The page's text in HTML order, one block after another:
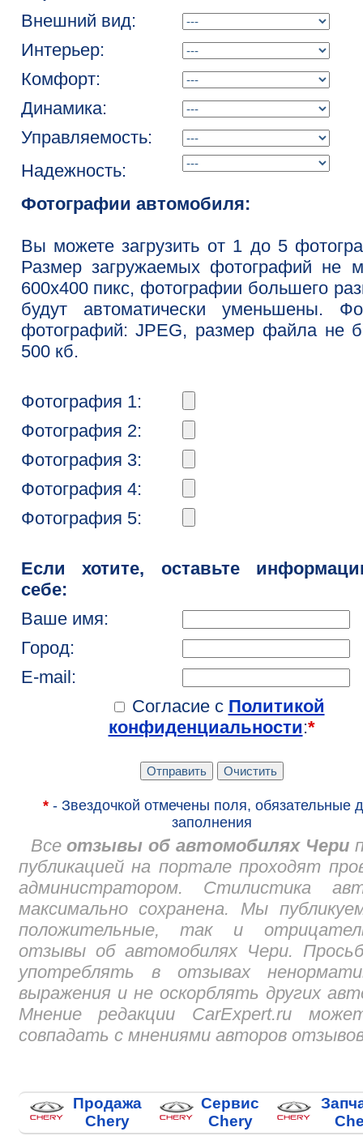
Внешний вид:
Интерьер:
Комфорт:
Динамика:
Управляемость:
Надежность:
Фотографии автомобиля:
Вы можете загрузить от 1 до 5
Размер загружаемых фотографий не
600x400 пикс, фотографии большего
будут автоматически уменьшены.
фотографий: JPEG, размер файла не
500 кб.
Фотография 1:
Фотография 2:
Фотография 3:
Фотография 4:
Фотография 5:
Если хотите, оставьте
себе:
Ваше имя:
Город:
E-mail:
Согласие с Политикой
конфиденциальности:*
*- Звездочкой отмечены поля, обязательные
заполнения
Всеотзывы об автомобилях Чери
публикацией на портале проходят
администратором. Стилистика
максимально сохранена. Мы
положительные, так и
отзывы об автомобилях Чери.
употреблять в отзывах
выражения и не оскорблять других
Мнение редакции CarExpert.ru
совпадать с мнениями авторов
Продажа
Chery
Сервис
Chery